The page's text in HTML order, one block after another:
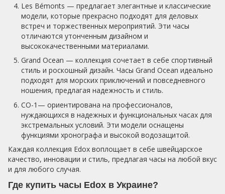
Les Bémonts — предлагает элегантные и классические
модели, которые прекрасно подходят для деловых
встреч и торжественных мероприятий. Эти часы
отличаются утонченным дизайном и
высококачественными материалами.
Grand Ocean — коллекция сочетает в себе спортивный
стиль и роскошный дизайн. Часы Grand Ocean идеально
подходят для морских приключений и повседневного
ношения, предлагая надежность и стиль.
CO-1— ориентирована на профессионалов,
нуждающихся в надежных и функциональных часах для
экстремальных условий. Эти модели оснащены
функциями хронографа и высокой водозащитой.
Каждая коллекция Edox воплощает в себе швейцарское
качество, инновации и стиль, предлагая часы на любой вкус
и для любого случая.
Где купить часы Edox в Украине?